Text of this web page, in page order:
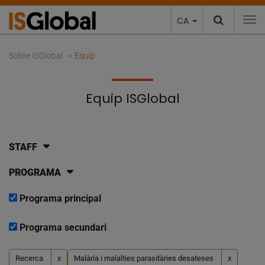
CA
Sobre ISGlobal Equip
Equip ISGlobal
STAFF
PROGRAMA
Programa principal
Programa secundari
Recerca x Malària i malalties parasitàries desateses x